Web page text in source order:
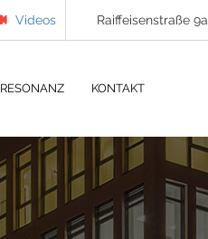
Videos Raiffeisenstraße 9a
KONTAKT